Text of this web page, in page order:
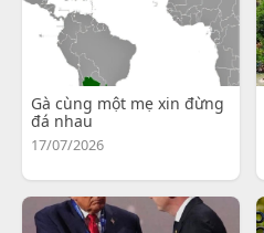
Gà cùng một mẹ xin đừng
đá nhau
17/07/2026